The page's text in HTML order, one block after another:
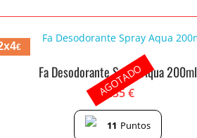
€
Fa Desodorante Spray Aqua 200ml
2.35€
11 Puntos
AGOTADO